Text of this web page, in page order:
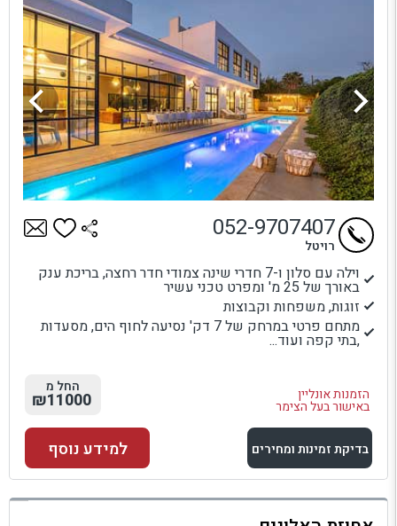
וילה עם סלון ו-7 חדרי שינה צמודי חדר רחצה, בריכת ענק
באורך של 25 מ' ומפרט טכני עשיר
זוגות, משפחות וקבוצות
מתחם פרטי במרחק של 7 דק' נסיעה לחוף הים, מסעדות
,בתי קפה ועוד...
הזמנות אונליין
באישור בעל הצימר
052-9707407
רויטל
החל מ
₪11000
בדיקת זמינות ומחירים
למתחם זה
למידע נוסף